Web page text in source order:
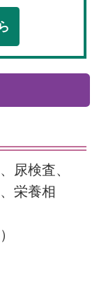
尿検査、
栄養相